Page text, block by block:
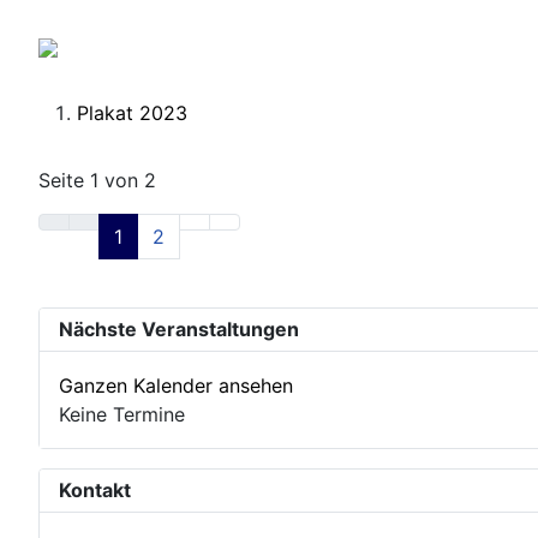
Plakat 2023
Seite 1 von 2
1 2
Nächste Veranstaltungen
Ganzen Kalender ansehen
Keine Termine
Kontakt